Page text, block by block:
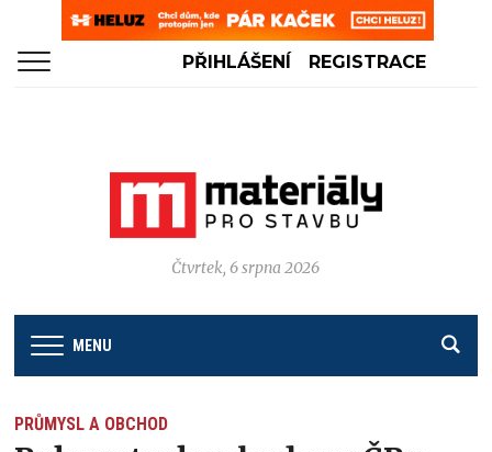
PŘIHLÁŠENÍ REGISTRACE
Čtvrtek, 6 srpna 2026
MENU
PRŮMYSL A OBCHOD